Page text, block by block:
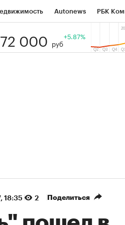
Autonews РБК
Тренды
000 руб
+5.87%
18:35 2 Поделиться